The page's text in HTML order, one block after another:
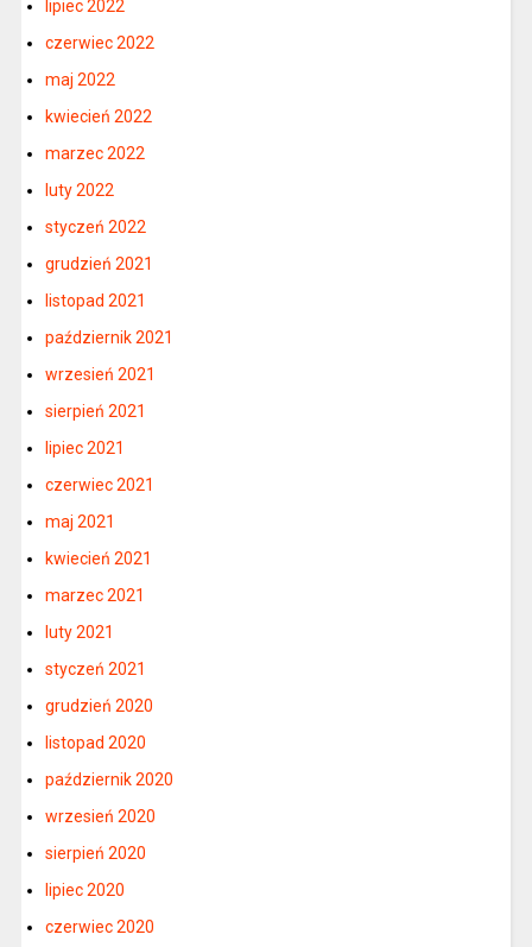
lipiec 2022
czerwiec 2022
maj 2022
kwiecień 2022
marzec 2022
luty 2022
styczeń 2022
grudzień 2021
listopad 2021
październik 2021
wrzesień 2021
sierpień 2021
lipiec 2021
czerwiec 2021
maj 2021
kwiecień 2021
marzec 2021
luty 2021
styczeń 2021
grudzień 2020
listopad 2020
październik 2020
wrzesień 2020
sierpień 2020
lipiec 2020
czerwiec 2020